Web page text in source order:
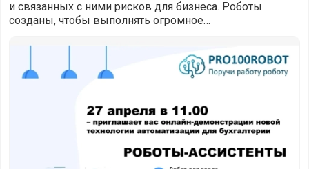
и связанных с ними рисков для бизнеса. Роботы
созданы, чтобы выполнять огромное
с данными. Быстро и
Регулярная рутина отбирает ценные часы работы